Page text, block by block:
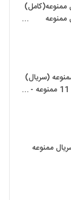
11 سریال ممنوعه(کامل)
ممنوعه
(سریال)
(کامل) | دانلود قسمت 11 ممنوعه -
ممنوعه